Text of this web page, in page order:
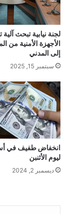
لجنة نيابية تبحث
الأجهزة الأمنية من
إلى المدني
سبتمبر 15, 2025
انخفاض طفيف في
ليوم الأثنبن
ديسمبر 2, 2024